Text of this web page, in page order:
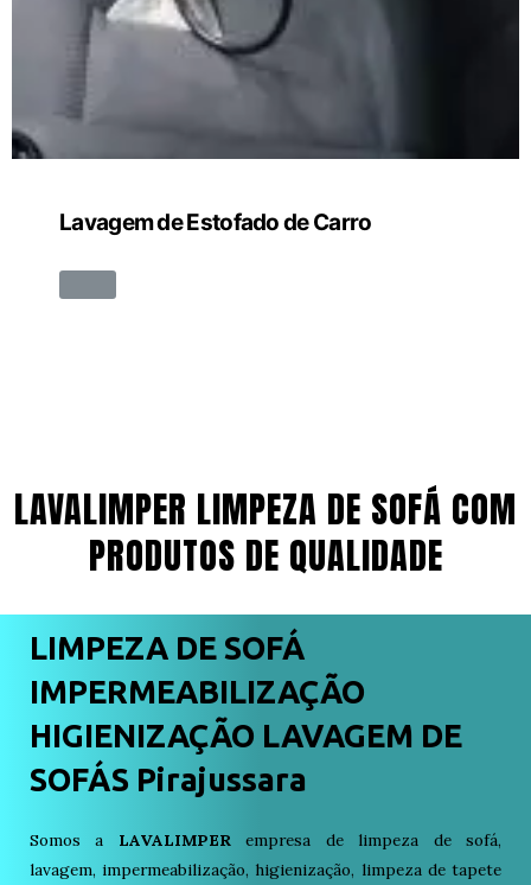
Lavagem de Estofado de Carro
LAVALIMPER LIMPEZA DE SOFÁ COM
PRODUTOS DE QUALIDADE
LIMPEZA DE SOFÁ
IMPERMEABILIZAÇÃO
HIGIENIZAÇÃO LAVAGEM DE
SOFÁS Pirajussara
Somos a LAVALIMPERempresa de limpeza de sofá,
lavagem, impermeabilização, higienização, limpeza de tapete